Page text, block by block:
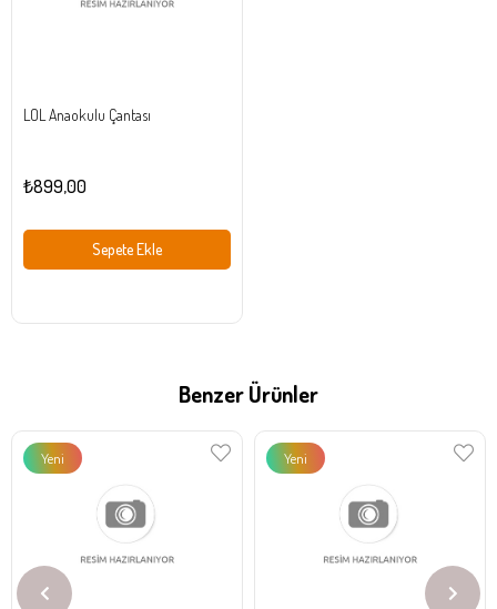
LOL Anaokulu Çantası
₺899,00
Sepete Ekle
Benzer Ürünler
Yeni
Yeni